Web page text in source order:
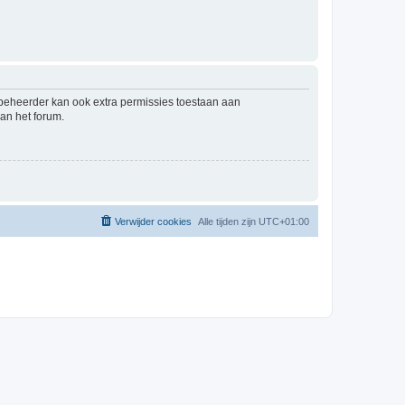
kan ook extra permissies toestaan aan
het forum.
Alle tijden zijn UTC+01:00
Verwijder cookies